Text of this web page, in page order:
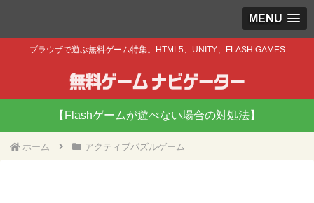
MENU
ブラウザで遊ぶ無料ゲーム特集。HTML5、UNITY、FLASH GAMES
【Flashゲームが遊べない場合の対処法】
ホーム アクティブパズルゲーム